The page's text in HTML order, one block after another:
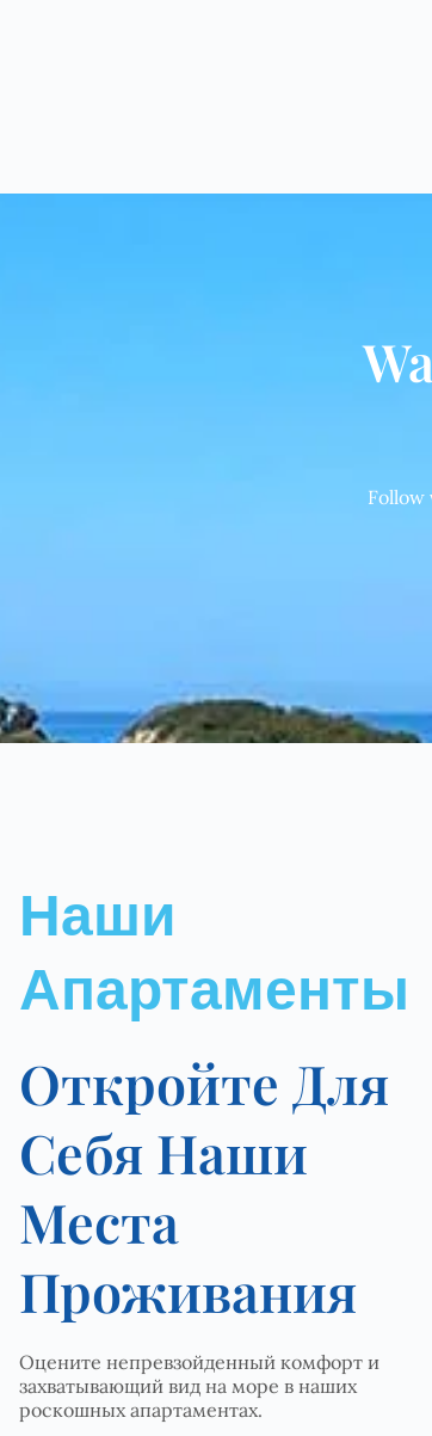
Follow
Наши
Апартаменты
Откройте Для
Себя Наши
Места
Проживания
Оцените непревзойденный комфорт и
захватывающий вид на море в наших
роскошных апартаментах.